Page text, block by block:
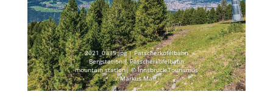
2021_0335.jpg | Patscherkofelbahn
Bergstation | Patscherkofelbahn
mountain station| © Innsbruck Tourismus
/ Markus Mair